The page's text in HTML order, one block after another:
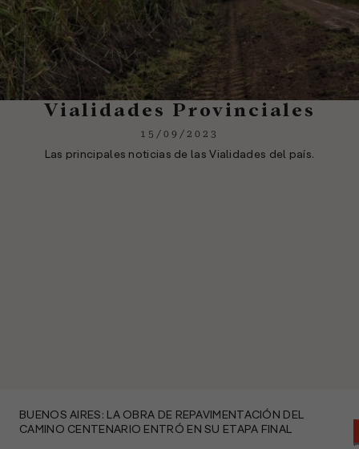
Vialidades Provinciales
15/09/2023
Las principales noticias de las Vialidades del país.
BUENOS AIRES: LA OBRA DE REPAVIMENTACIÓN DEL
CAMINO CENTENARIO ENTRÓ EN SU ETAPA FINAL